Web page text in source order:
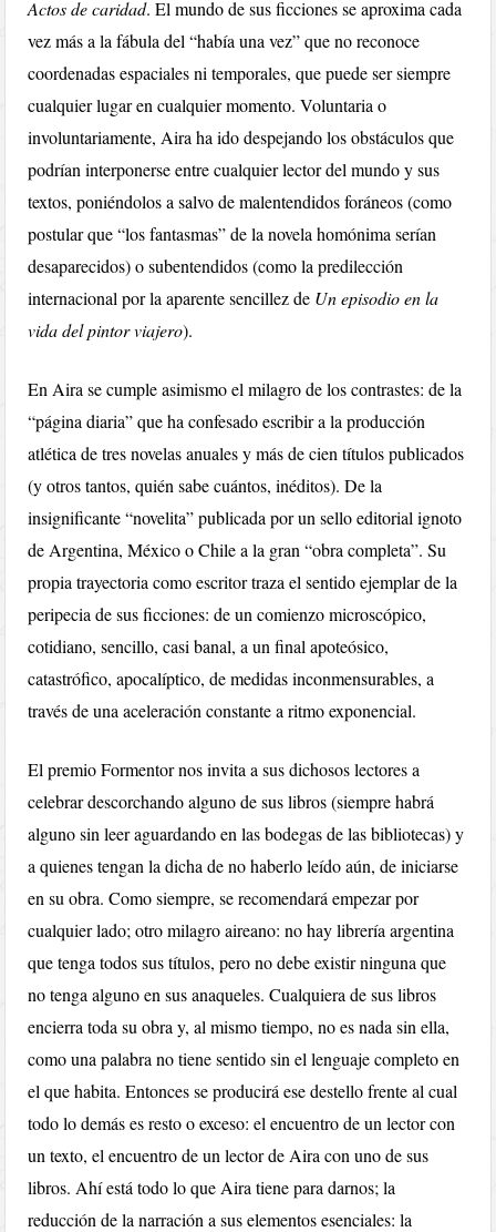
Actos de caridad. El mundo de sus ficciones se aproxima cada
vez más a la fábula del “había una vez” que no reconoce
coordenadas espaciales ni temporales, que puede ser siempre
cualquier lugar en cualquier momento. Voluntaria o
involuntariamente, Aira ha ido despejando los obstáculos que
podrían interponerse entre cualquier lector del mundo y sus
textos, poniéndolos a salvo de malentendidos foráneos (como
postular que “los fantasmas” de la novela homónima serían
desaparecidos) o subentendidos (como la predilección
internacional por la aparente sencillez de Un episodio en la
vida del pintor viajero).
En Aira se cumple asimismo el milagro de los contrastes: de la
“página diaria” que ha confesado escribir a la producción
atlética de tres novelas anuales y más de cien títulos publicados
(y otros tantos, quién sabe cuántos, inéditos). De la
insignificante “novelita” publicada por un sello editorial ignoto
de Argentina, México o Chile a la gran “obra completa”. Su
propia trayectoria como escritor traza el sentido ejemplar de la
peripecia de sus ficciones: de un comienzo microscópico,
cotidiano, sencillo, casi banal, a un final apoteósico,
catastrófico, apocalíptico, de medidas inconmensurables, a
través de una aceleración constante a ritmo exponencial.
El premio Formentor nos invita a sus dichosos lectores a
celebrar descorchando alguno de sus libros (siempre habrá
alguno sin leer aguardando en las bodegas de las bibliotecas) y
a quienes tengan la dicha de no haberlo leído aún, de iniciarse
en su obra. Como siempre, se recomendará empezar por
cualquier lado; otro milagro aireano: no hay librería argentina
que tenga todos sus títulos, pero no debe existir ninguna que
no tenga alguno en sus anaqueles. Cualquiera de sus libros
encierra toda su obra y, al mismo tiempo, no es nada sin ella,
como una palabra no tiene sentido sin el lenguaje completo en
el que habita. Entonces se producirá ese destello frente al cual
todo lo demás es resto o exceso: el encuentro de un lector con
un texto, el encuentro de un lector de Aira con uno de sus
libros. Ahí está todo lo que Aira tiene para darnos; la
reducción de la narración a sus elementos esenciales: la